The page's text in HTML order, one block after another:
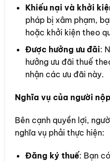
Khiếu nại và khởi
pháp bị xâm phạm,
hoặc khởi kiện theo
Được hưởng ưu đãi:
hưởng ưu đãi thuế
nhận các ưu đãi này.
Nghĩa vụ của người
Bên cạnh quyền lợi,
nghĩa vụ phải thực hiện:
Đăng ký thuế: Bạn